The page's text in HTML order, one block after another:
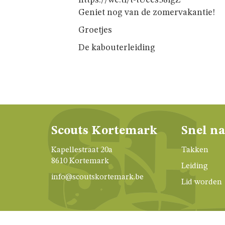
Geniet nog van de zomervakantie!
Groetjes
De kabouterleiding
Scouts Kortemark
Kapellestraat 20a
8610 Kortemark
info@scoutskortemark.be
Snel
Takken
Leiding
Lid worden